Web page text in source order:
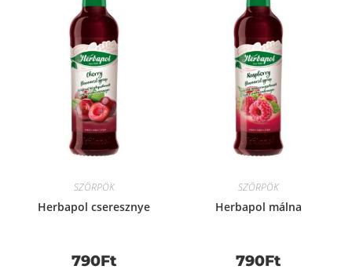
SZÖRPÖK
Herbapol cseresznye
790Ft
SZÖRPÖK
Herbapol málna
790Ft